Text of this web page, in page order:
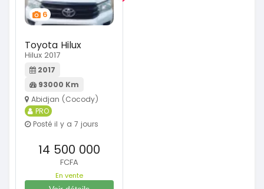
6
Toyota Hilux
Hilux 2017
2017
93000 Km
Abidjan (Cocody)
PRO
Posté il y a 7 jours
14 500 000
FCFA
En vente